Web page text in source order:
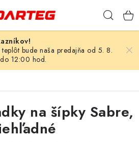
bude naša predajňa od 5. 8.
12:00 hod.
na šípky Sabre,